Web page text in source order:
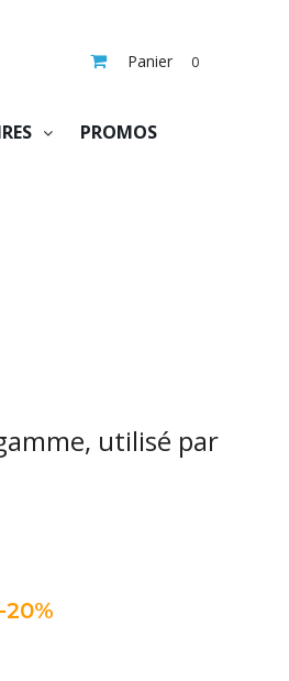
Panier 0
PROMOS
utilisé par
-20%